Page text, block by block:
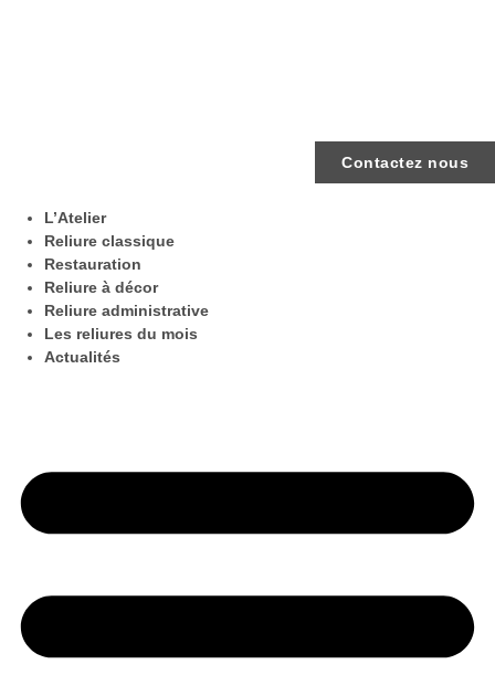
Contactez nous
L’Atelier
Reliure classique
Restauration
Reliure à décor
Reliure administrative
Les reliures du mois
Actualités